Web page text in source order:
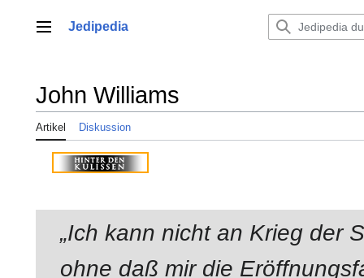
springenHauptmenü
Jedipedia
John Williams
Artikel Diskussion
„Ich kann nicht an Krieg der
ohne daß mir die